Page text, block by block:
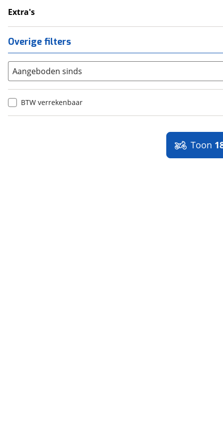
Handkappen
Handvatverwarming
Extra's
Buddyseat
Overige filters
Aangeboden sinds
BTW verrekenbaar
Toon